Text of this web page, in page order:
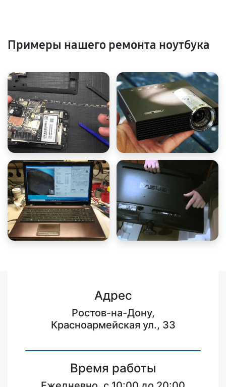
Примеры нашего ремонта ноутбука
Адрес
Ростов-на-Дону,
Красноармейская ул., 33
Время работы